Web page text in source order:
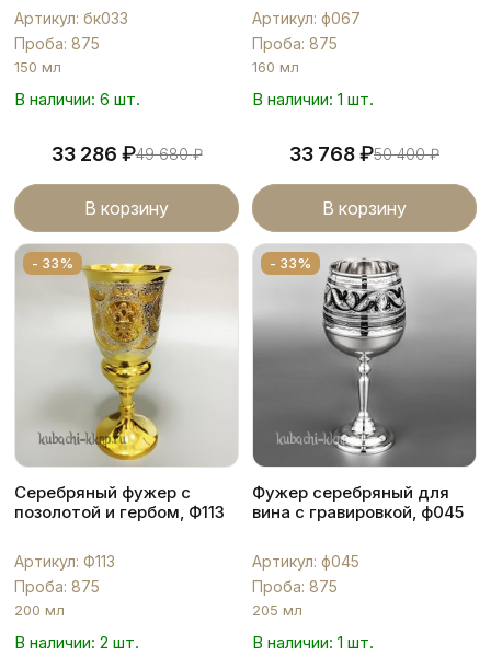
Артикул: бк033
Проба: 875
150 мл
В наличии: 6 шт.
33 286 ₽49 680₽
В корзину
Артикул: ф067
Проба: 875
160 мл
В наличии: 1 шт.
33 768₽50 400₽
В корзину
- 33%
Серебряный фужер с
позолотой и гербом, Ф113
Артикул: Ф113
Проба: 875
200 мл
В наличии: 2 шт.
- 33%
Фужер серебряный для
вина с гравировкой, ф045
Артикул: ф045
Проба: 875
205 мл
В наличии: 1 шт.